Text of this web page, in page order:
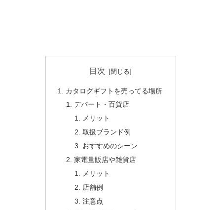
目次
カタログギフトを売ってる場所
デパート・百貨店
メリット
取扱ブランド例
おすすめのシーン
家電量販店や雑貨店
メリット
店舗例
注意点